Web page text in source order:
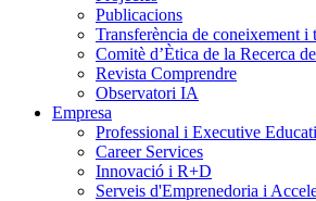
Publicacions
Transferència de coneixement i
Comitè d’Ètica de la Recerca
Revista Comprendre
Observatori IA
Empresa
Professional i Executive
Career Services
Innovació i R+D
Serveis d'Emprenedoria i